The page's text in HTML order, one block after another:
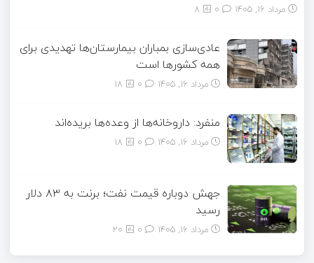
مرداد ۱۶, ۱۴۰۵ 8
عادی‌سازی بمباران بیمارستان‌ها تهدیدی برای
همه کشورها است
مرداد ۱۶, ۱۴۰۵ 18
منفرد: داروخانه‌ها از وعده‌ها بریده‌اند
مرداد ۱۶, ۱۴۰۵ 18
جهش دوباره قیمت نفت؛ برنت به ۸۳ دلار
رسید
مرداد ۱۶, ۱۴۰۵ 20